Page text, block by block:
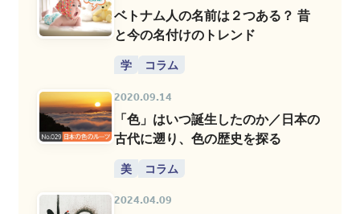
ベトナム人の名前は２つある？ 昔
と今の名付けのトレンド
学 コラム
2020.09.14
「色」はいつ誕生したのか／日本の
古代に遡り、色の歴史を探る
美 コラム
2024.04.09